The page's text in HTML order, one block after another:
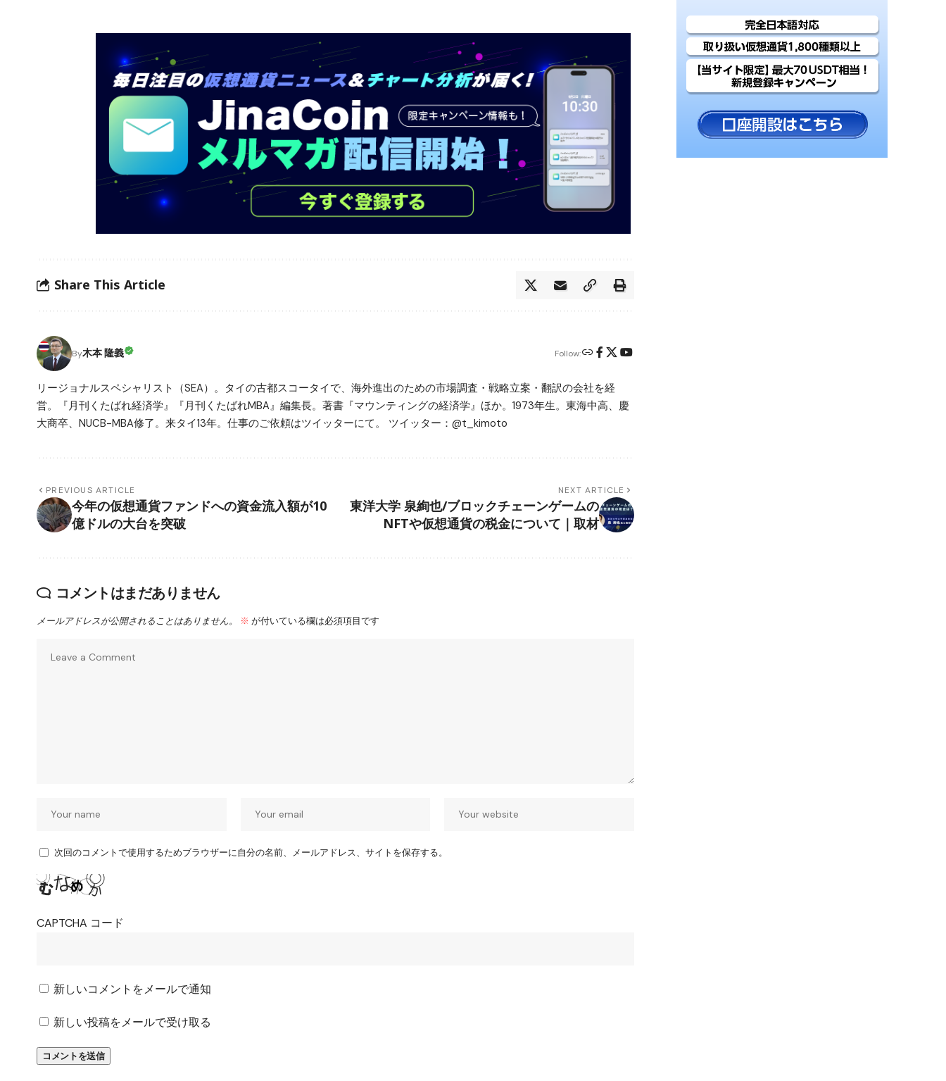
Share This Article
By木本 隆義 Follow:
リージョナルスペシャリスト（SEA）。タイの古都スコータイで、海外進出のための市場調査・戦略立案・翻訳の会社を経
営。『月刊くたばれ経済学』『月刊くたばれMBA』編集長。著書『マウンティングの経済学』ほか。1973年生。東海中高、慶
大商卒、NUCB-MBA修了。来タイ13年。仕事のご依頼はツイッターにて。 ツイッター：@t_kimoto
PREVIOUS ARTICLE
今年の仮想通貨ファンドへの資金流入額が10
億ドルの大台を突破
NEXT ARTICLE
東洋大学 泉絢也/ブロックチェーンゲームの
NFTや仮想通貨の税金について｜取材
コメントはまだありません
メールアドレスが公開されることはありません。 ※ が付いている欄は必須項目です
次回のコメントで使用するためブラウザーに自分の名前、メールアドレス、サイトを保存する。
CAPTCHA コード
新しいコメントをメールで通知
新しい投稿をメールで受け取る